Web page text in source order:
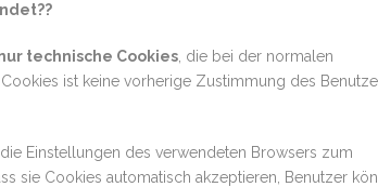
technische Cookies , die bei der normalen
ist keine vorherige Zustimmung des
Einstellungen des verwendeten Browsers zum
sie Cookies automatisch akzeptieren, Benutzer